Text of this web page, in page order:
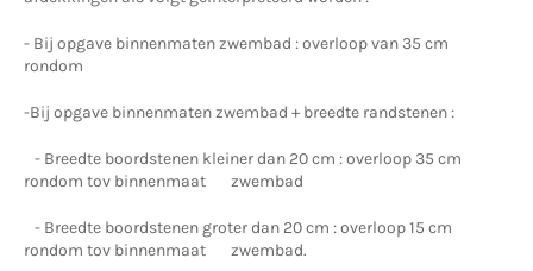
- Bij opgave binnenmaten zwembad : overloop van 35 cm
rondom
-Bij opgave binnenmaten zwembad + breedte randstenen :
- Breedte boordstenen kleiner dan 20 cm : overloop 35 cm
rondom tov binnenmaat zwembad
- Breedte boordstenen groter dan 20 cm : overloop 15 cm
rondom tov binnenmaat zwembad.